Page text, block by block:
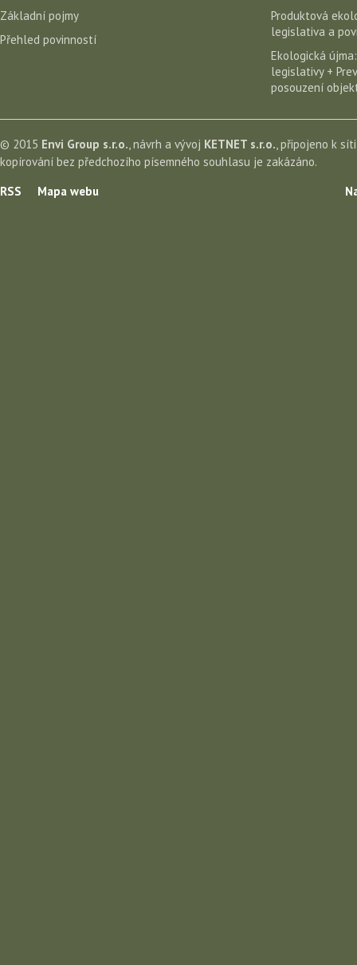
Základní pojmy
Přehled povinností
Produktová
legislativa a
Ekologická
legislativy +
posouzení
© 2015 Envi Group s.r.o. , návrh a vývoj KETNET s.r.o. , připojeno k
kopírování bez předchozího písemného souhlasu je zakázáno.
RSS
Mapa webu